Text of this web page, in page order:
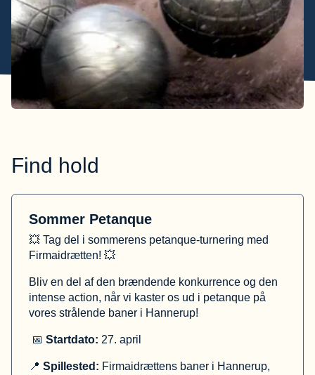
Find hold
Sommer Petanque
💥 Tag del i sommerens petanque-turnering med
Firmaidrætten! 💥
Bliv en del af den brændende konkurrence og den
intense action, når vi kaster os ud i petanque på
vores strålende baner i Hannerup!
📅 Startdato: 27. april
📍 Spillested: Firmaidrættens baner i Hannerup,